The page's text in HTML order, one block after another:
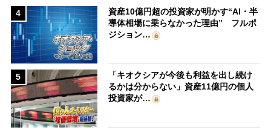
4
資産10億円超の投資家が明かす“AI・半
導体相場に乗らなかった理由” フルポ
ジション…
5
「キオクシアが今後も利益を出し続け
るかは分からない」資産11億円の個人
投資家が…